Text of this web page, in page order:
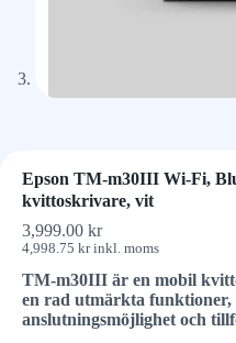
Epson TM-m30III Wi-Fi,
kvittoskrivare, vit
3,999.00 kr
4,998.75 krinkl. moms
TM-m30III är en mobil
en rad utmärkta
anslutningsmöjlighet och